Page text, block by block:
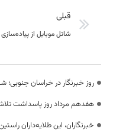
قبلی
روز خبرنگار در خراسان جنوبی؛
هفدهم مرداد روز پاسداشت
خبرنگاران، این طلایه‌داران